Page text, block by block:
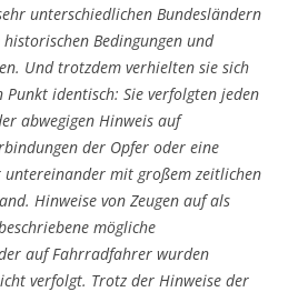
unterschiedlichen Bundesländern
Bedingungen und
Und trotzdem verhielten sie sich
Punkt identisch: Sie verfolgten jeden
abwegigen Hinweis auf
der Opfer oder eine
untereinander mit großem zeitlichen
Hinweise von Zeugen auf als
mögliche
auf Fahrradfahrer wurden
verfolgt. Trotz der Hinweise der